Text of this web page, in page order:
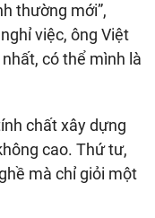
thường mới”,
việc, ông Việt
có thể mình là
chất xây dựng
cao. Thứ tư,
mà chỉ giỏi một